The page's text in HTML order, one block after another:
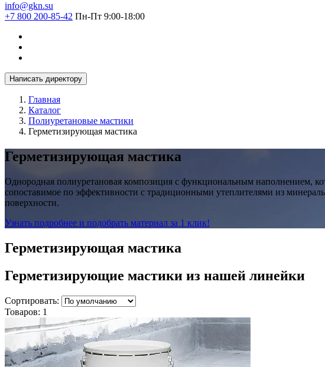
info@gkn.su
+7 800 200-85-42 Пн-Пт 9:00-18:00
Написать директору
Главная
Каталог
Полиуретановые мастики
Герметизирующая мастика
Герметизирующая мастика
Однородная полиуретановая композиция с функциональным наполнением,
сопоставимое по эффективности с традиционными утеплителями из
поверхности.
Узнать подробнее и подобрать материал за 1 клик!
Герметизирующая мастика
Герметизирующие мастики из нашей линейки
Сортировать:
Товаров: 1